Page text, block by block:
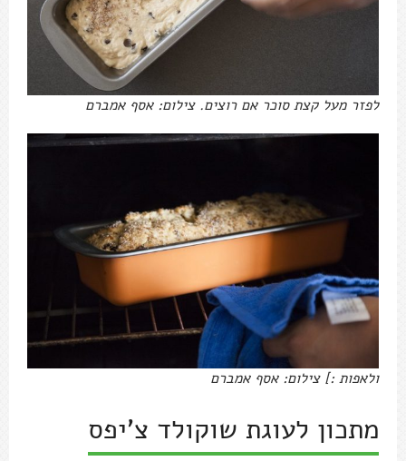
לפזר מעל קצת סוכר אם רוצים. צילום: אסף אמברם
ולאפות :] צילום: אסף אמברם
מתכון לעוגת שוקולד צ'יפס